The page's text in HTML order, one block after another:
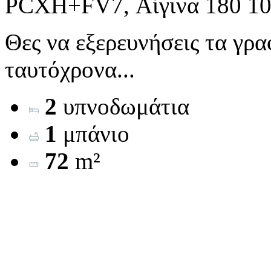
PCXH+FV7, Αίγινα 180
Θες να εξερευνήσεις τα
ταυτόχρονα...
2 υπνοδωμάτια
1 μπάνιο
72 m²